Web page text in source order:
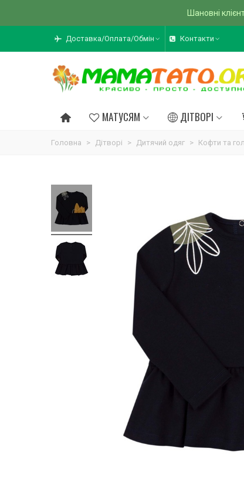
Шановні
Доставка/Оплата/Обмін Контакти
МАТУСЯМ ДІТВОРІ
Головна > Дітворі > Дитячий одяг > Кофти та